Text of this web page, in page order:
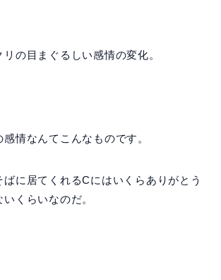
の目まぐるしい感情の変化。
情なんてこんなものです。
ばに居てくれるCにはいくらありがとう
くらいなのだ。